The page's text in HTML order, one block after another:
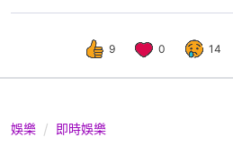
9 0 14
娛樂 即時娛樂